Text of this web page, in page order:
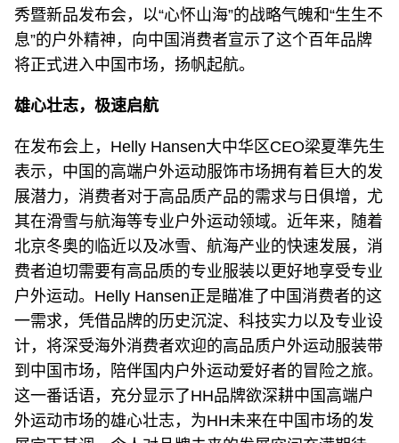
秀暨新品发布会，以“心怀山海”的战略气魄和“生生不
息”的户外精神，向中国消费者宣示了这个百年品牌
将正式进入中国市场，扬帆起航。
雄心壮志， 极速启航
在发布会上，Helly Hansen大中华区CEO梁夏準先生
表示，中国的高端户外运动服饰市场拥有着巨大的发
展潜力，消费者对于高品质产品的需求与日俱增，尤
其在滑雪与航海等专业户外运动领域。近年来，随着
北京冬奥的临近以及冰雪、航海产业的快速发展，消
费者迫切需要有高品质的专业服装以更好地享受专业
户外运动。Helly Hansen正是瞄准了中国消费者的这
一需求，凭借品牌的历史沉淀、科技实力以及专业设
计，将深受海外消费者欢迎的高品质户外运动服装带
到中国市场，陪伴国内户外运动爱好者的冒险之旅。
这一番话语，充分显示了HH品牌欲深耕中国高端户
外运动市场的雄心壮志，为HH未来在中国市场的发